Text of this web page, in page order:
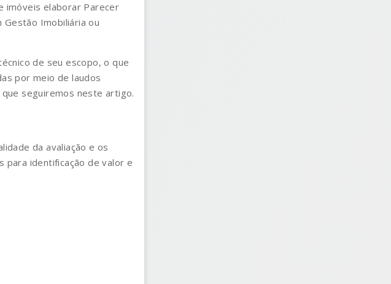
imóveis elaborar Parecer
Gestão Imobiliária ou
de seu escopo, o que
por meio de laudos
seguiremos neste artigo.
da avaliação e os
para identificação de valor e